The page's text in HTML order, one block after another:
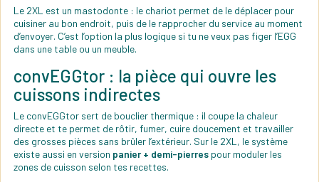
Le 2XL est un mastodonte : le chariot permet de le déplacer pour
cuisiner au bon endroit, puis de le rapprocher du service au moment
d’envoyer. C’est l’option la plus logique si tu ne veux pas figer l’EGG
dans une table ou un meuble.
convEGGtor : la pièce qui ouvre les
cuissons indirectes
Le convEGGtor sert de bouclier thermique : il coupe la chaleur
directe et te permet de rôtir, fumer, cuire doucement et travailler
des grosses pièces sans brûler l’extérieur. Sur le 2XL, le système
existe aussi en version panier + demi-pierres pour moduler les
zones de cuisson selon tes recettes.